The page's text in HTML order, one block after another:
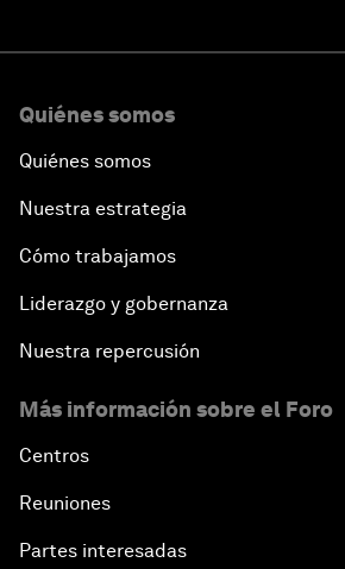
Quiénes somos
Quiénes somos
Nuestra estrategia
Cómo trabajamos
Liderazgo y gobernanza
Nuestra repercusión
Más información sobre el Foro
Centros
Reuniones
Partes interesadas